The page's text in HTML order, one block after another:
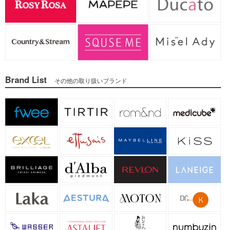
Brand List その他の取り扱いブランド